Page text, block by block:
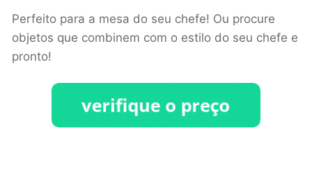
Perfeito para a mesa do seu chefe! Ou procure
objetos que combinem com o estilo do seu chefe e
pronto!